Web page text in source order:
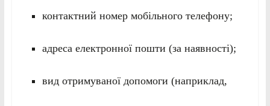
контактний номер мобільного телефону;
адреса електронної пошти (за наявності);
вид отримуваної допомоги (наприклад,